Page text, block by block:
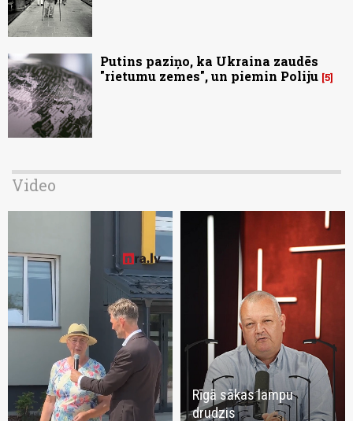
Putins paziņo, ka Ukraina zaudēs
"rietumu zemes", un piemin Poliju 5
Video
Rīgā sākas lampu
drudzis